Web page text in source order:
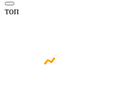
топ